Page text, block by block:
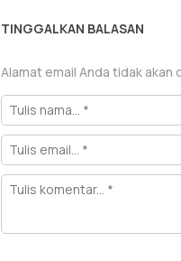
TINGGALKAN BALASAN
Alamat email Anda tidak akan